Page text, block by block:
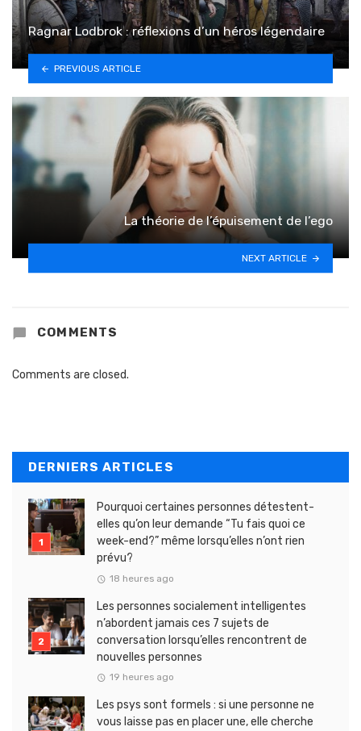
Ragnar Lodbrok : réflexions d’un héros légendaire
PREVIOUS ARTICLE
La théorie de l’épuisement de l’ego
NEXT ARTICLE
COMMENTS
Comments are closed.
DERNIERS ARTICLES
Pourquoi certaines personnes détestent-
elles qu’on leur demande “Tu fais quoi ce
week-end?” même lorsqu’elles n’ont rien
prévu?
18 heures ago
Les personnes socialement intelligentes
n’abordent jamais ces 7 sujets de
conversation lorsqu’elles rencontrent de
nouvelles personnes
19 heures ago
Les psys sont formels : si une personne ne
vous laisse pas en placer une, elle cherche